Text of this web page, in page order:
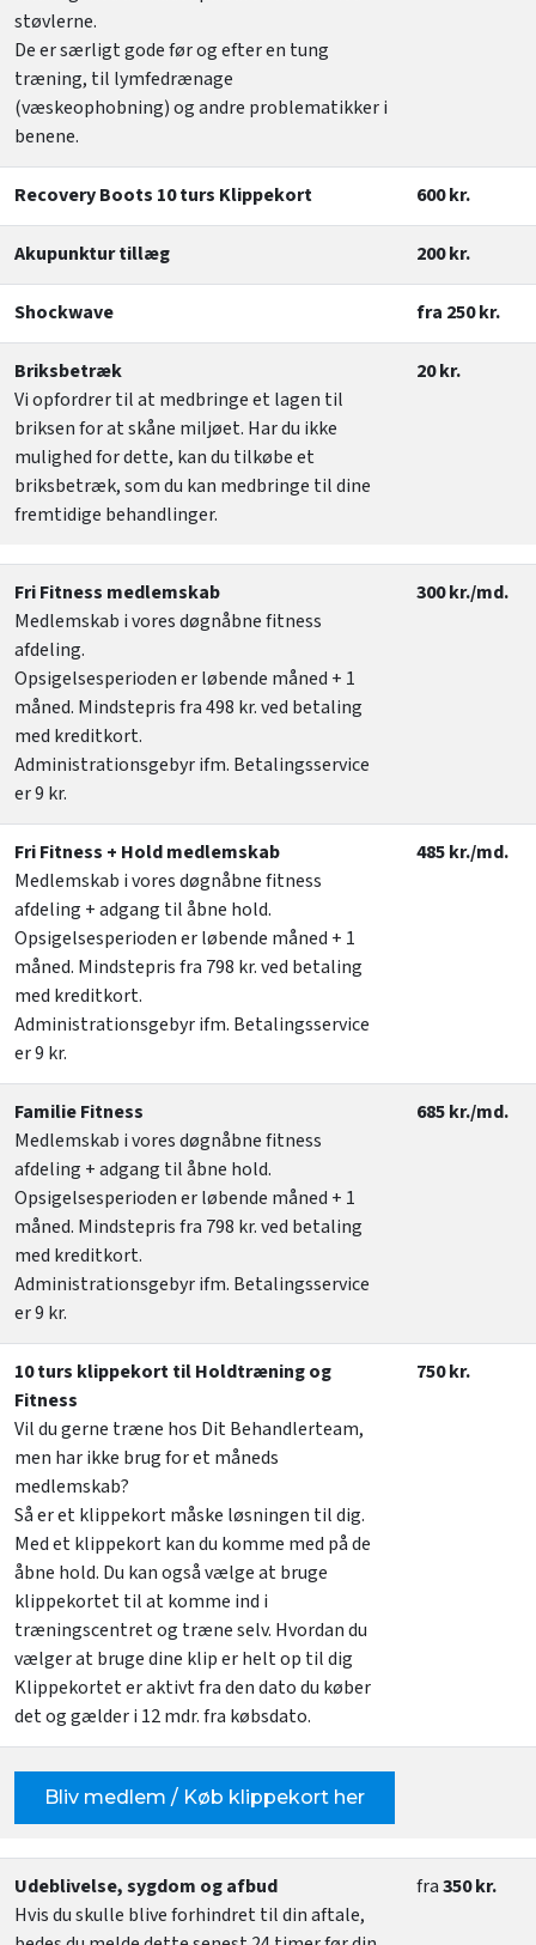
støvlerne.
De er særligt gode før og efter en tung
træning, til lymfedrænage
(væskeophobning) og andre problematikker i
benene.
Recovery Boots 10 turs Klippekort 600 kr.
Akupunktur tillæg 200 kr.
Shockwave fra 250 kr.
Briksbetræk
Vi opfordrer til at medbringe et lagen til
briksen for at skåne miljøet. Har du ikke
mulighed for dette, kan du tilkøbe et
briksbetræk, som du kan medbringe til dine
fremtidige behandlinger.
20 kr.
Fri Fitness medlemskab
Medlemskab i vores døgnåbne fitness
afdeling.
Opsigelsesperioden er løbende måned + 1
måned. Mindstepris fra 498 kr. ved betaling
med kreditkort.
Administrationsgebyr ifm. Betalingsservice
er 9 kr.
300 kr./md.
Fri Fitness + Hold medlemskab
Medlemskab i vores døgnåbne fitness
afdeling + adgang til åbne hold.
Opsigelsesperioden er løbende måned + 1
måned. Mindstepris fra 798 kr. ved betaling
med kreditkort.
Administrationsgebyr ifm. Betalingsservice
er 9 kr.
485 kr./md.
Familie Fitness
Medlemskab i vores døgnåbne fitness
afdeling + adgang til åbne hold.
Opsigelsesperioden er løbende måned + 1
måned. Mindstepris fra 798 kr. ved betaling
med kreditkort.
Administrationsgebyr ifm. Betalingsservice
er 9 kr.
685 kr./md.
10 turs klippekort til Holdtræning og
Fitness
Vil du gerne træne hos Dit Behandlerteam,
men har ikke brug for et måneds
medlemskab?
Så er et klippekort måske løsningen til dig.
Med et klippekort kan du komme med på de
åbne hold. Du kan også vælge at bruge
klippekortet til at komme ind i
træningscentret og træne selv. Hvordan du
vælger at bruge dine klip er helt op til dig
Klippekortet er aktivt fra den dato du køber
det og gælder i 12 mdr. fra købsdato.
750 kr.
Bliv medlem / Køb klippekort her
Udeblivelse, sygdom og afbud
Hvis du skulle blive forhindret til din aftale,
fra350 kr.